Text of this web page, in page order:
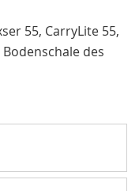
55, CarryLite 55,
des